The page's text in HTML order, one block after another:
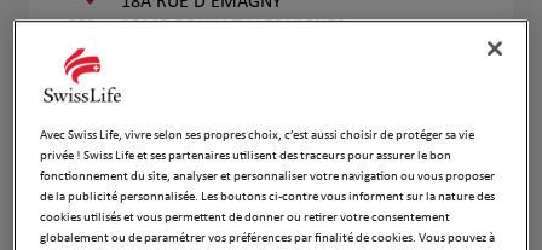
550 m 25115 POUILLEY LES VIGNES
Voir plus
2 Florian MONNARD
Avec Swiss Life, vivre selon ses propres choix, c’est aussi choisir de protéger sa vie
privée ! Swiss Life et ses partenaires utilisent des traceurs pour assurer le bon
fonctionnement du site, analyser et personnaliser votre navigation ou vous proposer
de la publicité personnalisée. Les boutons ci-contre vous informent sur la nature des
cookies utilisés et vous permettent de donner ou retirer votre consentement
globalement ou de paramétrer vos préférences par finalité de cookies. Vous pouvez à